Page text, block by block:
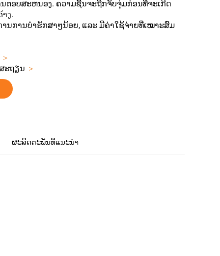
ນຕອບສະຫນອງ. ຄວາມຊື້ນຈະຖືກຈັບຈຸ່ມກ່ອນທີ່ຈະເກີດ
ງ.
ການການບໍາຮັກສາໆນ້ອຍ, ແລະ ມີຄ່າໃຊ້ຈ່າຍທີ່ເໝາະສົມ
＞
ະຖຽນ ＞
ຜະລິດຕະພັນທີ່ແນະນຳ